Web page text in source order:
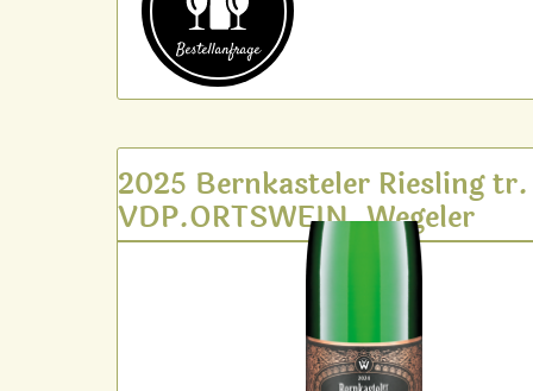
Bestell­anfrage
2025 Bernkasteler Riesling tr.
VDP.ORTSWEIN, Wegeler